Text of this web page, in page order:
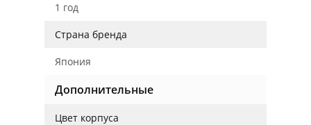
1 год
Страна бренда
Япония
Дополнительные
Цвет корпуса